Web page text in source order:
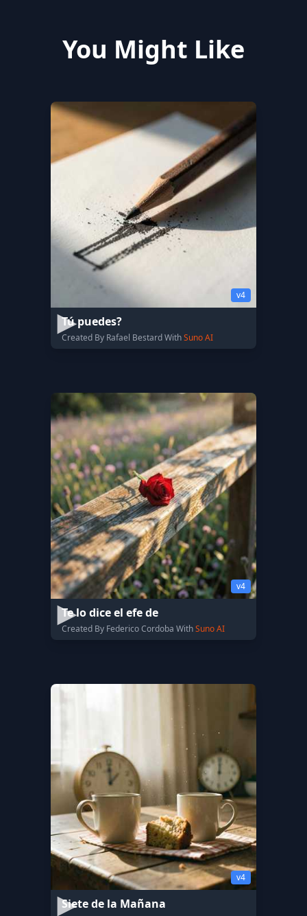
You Might Like
v4
Tú puedes?
Created By Rafael Bestard WithSuno AI
v4
Te lo dice el efe de
Created By Federico Cordoba WithSuno AI
v4
Siete de la Mañana